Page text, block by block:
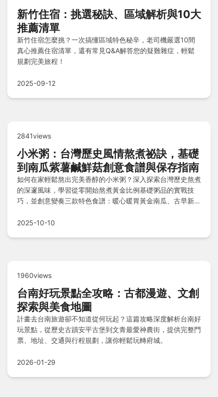
新竹住宿：挑選秘訣、區域解析與10大
推薦清單
新竹住宿怎麼挑？一次搞懂區域特色秘辛，老司機嚴選10間
真心推薦住宿清單，還有常見Q&A解答您的疑難雜症，輕鬆
規劃完美旅程！
2025-09-12
2841views
小米粥：台灣歷史風情熬煮祕訣，基礎
到南瓜紫薯鹹鮮菇創意食譜與保存指南
如何在家輕鬆熬出完美香醇的小米粥？深入探索台灣歷史熬煮
的深邃風味，學習從零開始熬煮黃金比例基礎粥品的實戰技
巧，並創意變奏三款特色食譜：暖心暖胃黃金南瓜、古早新意
法與常見問題解答，讓小米粥成為日常暖心美味。
2025-10-10
1960views
台南好玩景點全攻略：古都漫遊、文創
探索與美食地圖
計畫去台南旅遊卻不知道從何玩起？這篇攻略深度解析台南好
玩景點，從歷史古蹟安平古堡到文青最愛神農街，提供完整門
票、地址、交通與行程規劃，讓你輕鬆玩轉府城。
2026-01-29